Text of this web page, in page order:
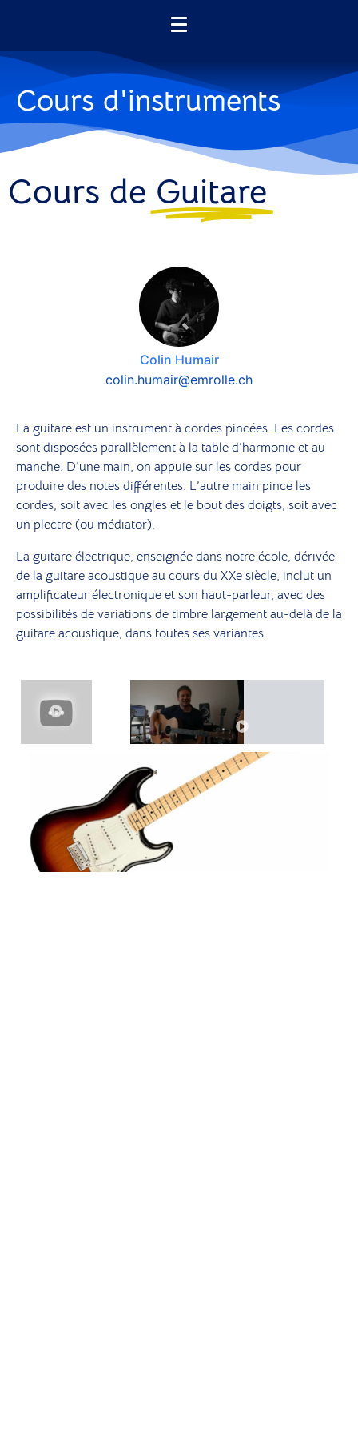
Cours d'instruments
Cours de Guitare
Colin Humair
colin.humair@emrolle.ch
La guitare est un instrument à cordes pincées. Les cordes
sont disposées parallèlement à la table d’harmonie et au
manche. D’une main, on appuie sur les cordes pour
produire des notes différentes. L’autre main pince les
cordes, soit avec les ongles et le bout des doigts, soit avec
un plectre (ou médiator).
La guitare électrique, enseignée dans notre école, dérivée
de la guitare acoustique au cours du XXe siècle, inclut un
amplificateur électronique et son haut-parleur, avec des
possibilités de variations de timbre largement au-delà de la
guitare acoustique, dans toutes ses variantes.